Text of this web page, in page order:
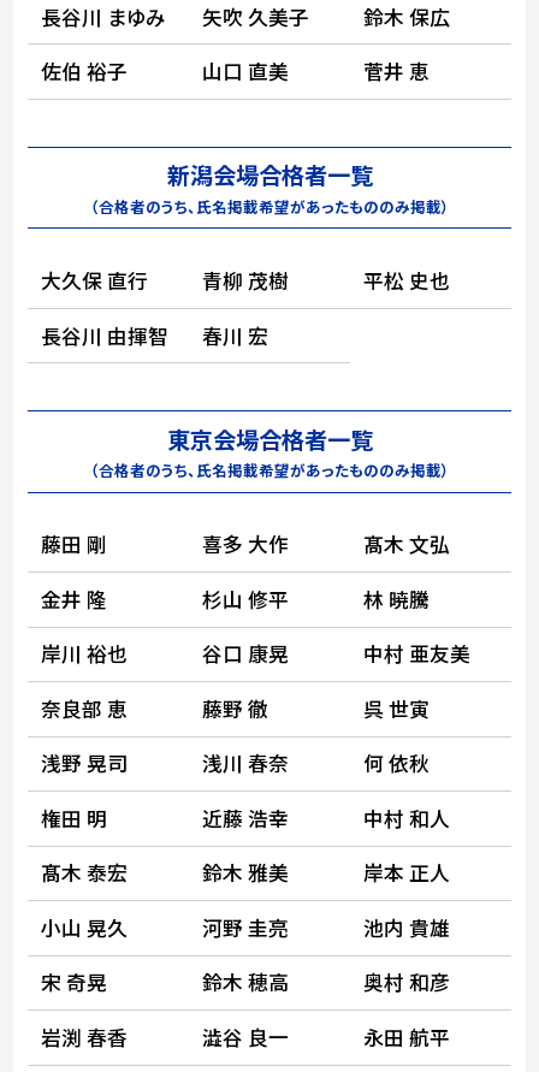
長谷川 まゆみ
矢吹 久美子
鈴木 保広
佐伯 裕子
山口 直美 菅井 恵
新潟会場合格者一覧
（合格者のうち、氏名掲載希望があったもののみ掲載）
大久保 直行 青柳 茂樹
平松 史也
長谷川 由揮智
春川 宏
東京会場合格者一覧
（合格者のうち、氏名掲載希望があったもののみ掲載）
藤田 剛 喜多 大作
髙木 文弘
金井 隆
杉山 修平
林 暁騰
岸川 裕也
谷口 康晃
中村 亜友美
奈良部 恵
藤野 徹
呉 世寅
浅野 晃司
浅川 春奈
何 依秋
権田 明
近藤 浩幸
中村 和人
髙木 泰宏
鈴木 雅美
岸本 正人
小山 晃久
河野 圭亮
池内 貴雄
宋 奇晃
鈴木 穂高
奥村 和彦
岩渕 春香
澁谷 良一 永田 航平